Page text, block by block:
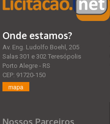
Onde estamos?
Av. Eng. Ludolfo Boehl, 205
Salas 301 e 302 Teresópolis
Porto Alegre - RS
CEP: 91720-150
mapa
Nossos Parceiros